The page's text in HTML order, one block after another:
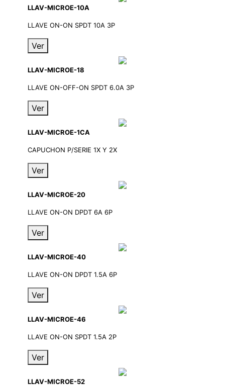
LLAV-MICROE-10A
LLAVE ON-ON SPDT 10A 3P
Ver
LLAV-MICROE-18
LLAVE ON-OFF-ON SPDT 6.0A 3P
Ver
LLAV-MICROE-1CA
CAPUCHON P/SERIE 1X Y 2X
Ver
LLAV-MICROE-20
LLAVE ON-ON DPDT 6A 6P
Ver
LLAV-MICROE-40
LLAVE ON-ON DPDT 1.5A 6P
Ver
LLAV-MICROE-46
LLAVE ON-ON SPDT 1.5A 2P
Ver
LLAV-MICROE-52